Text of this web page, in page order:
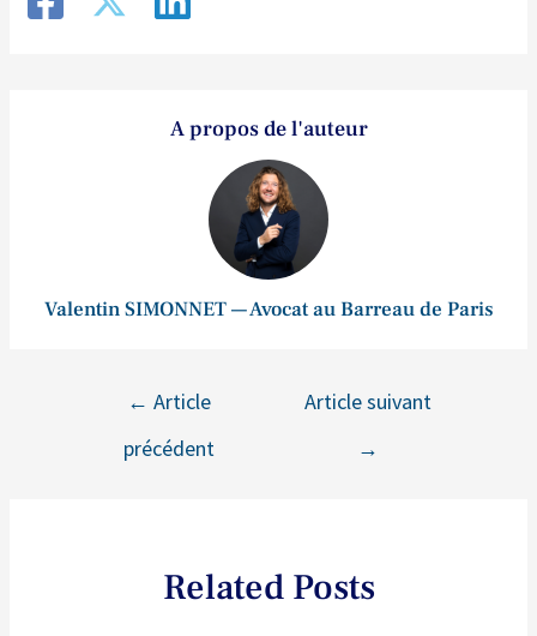
A propos de l'auteur
Valentin SIMONNET — Avocat au Barreau de Paris
← Article
précédent
Article suivant
→
Related Posts